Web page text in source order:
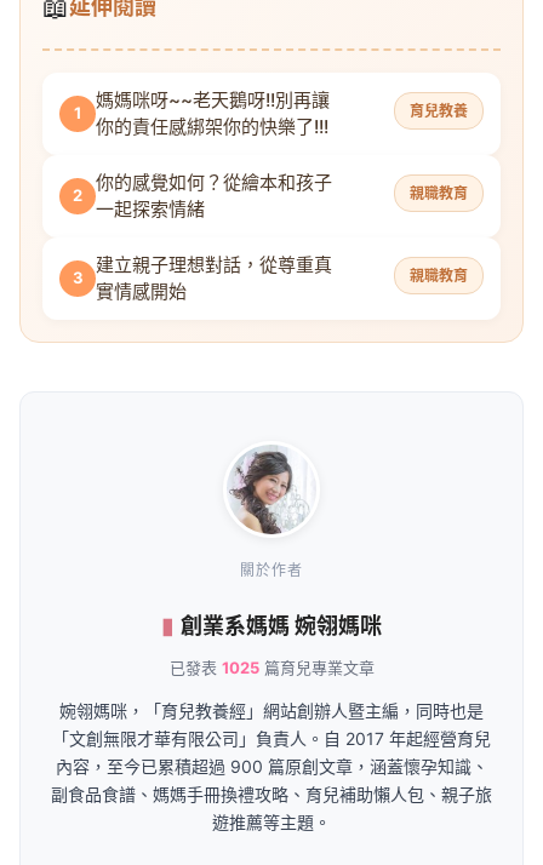
📖延伸閱讀
1
媽媽咪呀~~老天鵝呀!!別再讓
你的責任感綁架你的快樂了!!!
育兒教養
2
你的感覺如何？從繪本和孩子
一起探索情緒
親職教育
3
建立親子理想對話，從尊重真
實情感開始
親職教育
關於作者
創業系媽媽 婉翎媽咪
已發表 1025篇育兒專業文章
婉翎媽咪，「育兒教養經」網站創辦人暨主編，同時也是
「文創無限才華有限公司」負責人。自 2017 年起經營育兒
內容，至今已累積超過 900 篇原創文章，涵蓋懷孕知識、
副食品食譜、媽媽手冊換禮攻略、育兒補助懶人包、親子旅
遊推薦等主題。